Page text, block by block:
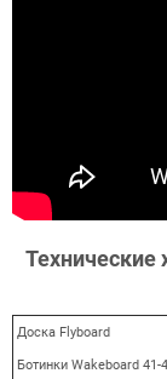
Технические
Доска Flyboard
Ботинки Wakeboard 41-